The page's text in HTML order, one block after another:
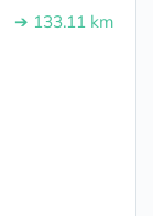
➔ 133.11 km